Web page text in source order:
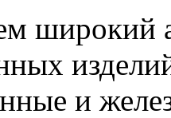
широкий
и